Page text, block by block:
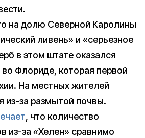
на долю Северной Каролины
ливень» и «серьезное
в этом штате оказался
Флориде, которая первой
На местных жителей
из-за размытой почвы.
, что количество
из-за «Хелен» сравнимо